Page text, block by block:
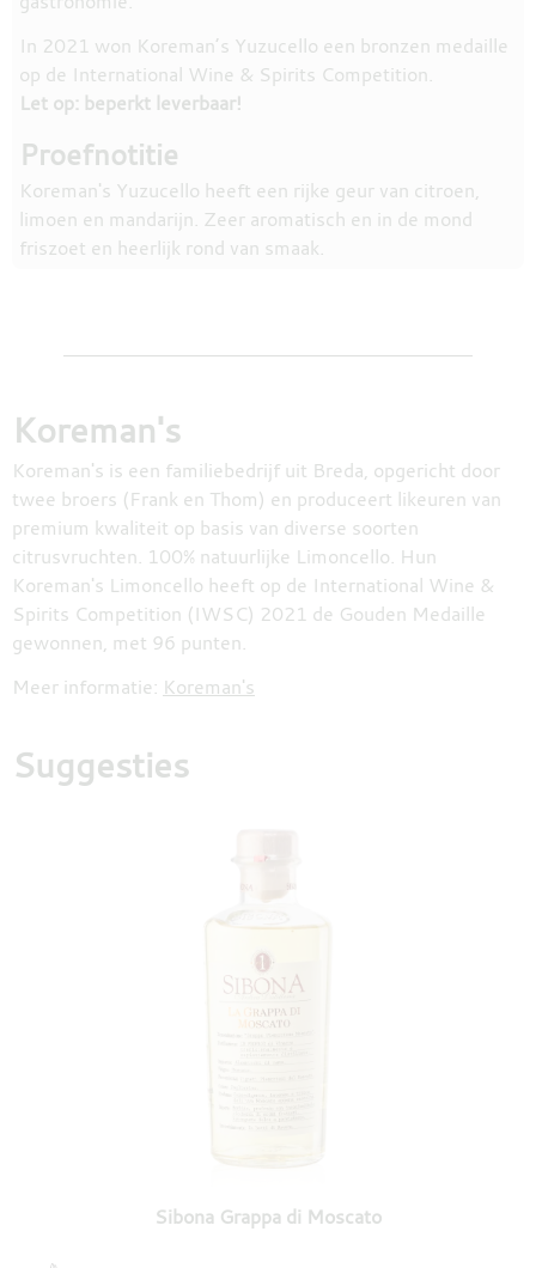
In 2021 won Koreman’s Yuzucello een bronzen medaille
op de International Wine & Spirits Competition.
Let op: beperkt leverbaar!
Proefnotitie
Koreman's Yuzucello heeft een rijke geur van citroen,
limoen en mandarijn. Zeer aromatisch en in de mond
friszoet en heerlijk rond van smaak.
Koreman's
Koreman's is een familiebedrijf uit Breda, opgericht door
twee broers (Frank en Thom) en produceert likeuren van
premium kwaliteit op basis van diverse soorten
citrusvruchten. 100% natuurlijke Limoncello. Hun
Koreman's Limoncello heeft op de International Wine &
Spirits Competition (IWSC) 2021 de Gouden Medaille
gewonnen, met 96 punten.
Meer informatie: Koreman's
Suggesties
Sibona Grappa di Moscato